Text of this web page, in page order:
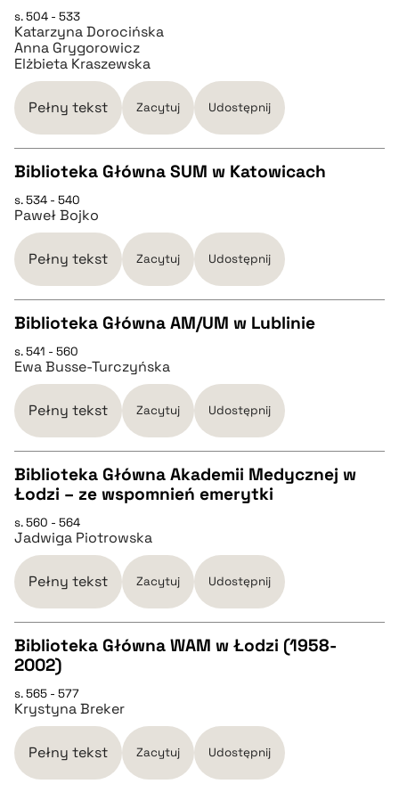
pobierz cytat
BIBTEX
pobierz cytat
s. 504 - 533
Katarzyna Dorocińska
Anna Grygorowicz
Elżbieta Kraszewska
Pełny tekst Zacytuj Udostępnij
CZYSTY TEKST
pobierz cytat
BIBTEX
pobierz cytat
Biblioteka Główna SUM w Katowicach
s. 534 - 540
Paweł Bojko
Pełny tekst Zacytuj Udostępnij
CZYSTY TEKST
pobierz cytat
BIBTEX
Biblioteka Główna AM/UM w Lublinie
s. 541 - 560
Ewa Busse-Turczyńska
Pełny tekst Zacytuj Udostępnij
CZYSTY TEKST
pobierz cytat
BIBTEX
pobierz cytat
Biblioteka Główna Akademii Medycznej w
Łodzi – ze wspomnień emerytki
s. 560 - 564
Jadwiga Piotrowska
Pełny tekst Zacytuj Udostępnij
CZYSTY TEKST
pobierz cytat
BIBTEX
Biblioteka Główna WAM w Łodzi (1958-
2002)
s. 565 - 577
Krystyna Breker
Pełny tekst Zacytuj Udostępnij